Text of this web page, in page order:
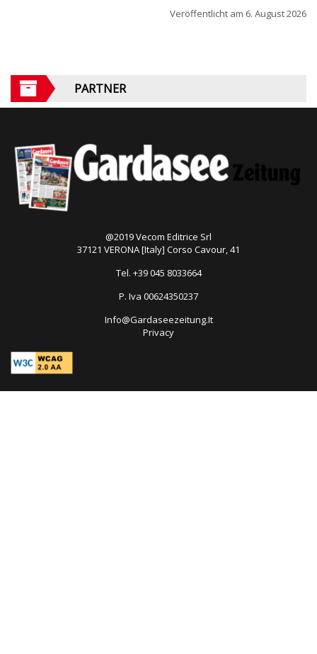
Veröffentlicht am 6. August 2026
PARTNER
@2019 Vecom Editrice Srl
37121 VERONA [Italy] Corso Cavour, 41
Tel. +39 045 8033664
P. Iva 00624350237
Info@Gardaseezeitung.It
Privacy
in